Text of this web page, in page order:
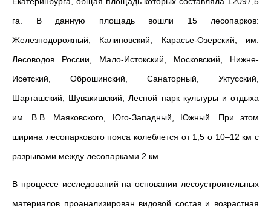
га. В данную площадь вошли 15 лесопарков:
Железнодорожный, Калиновский, Карасье-Озерский, им.
Лесоводов России, Мало-Истокский, Московский, Нижне-
Исетский, Оброшинский, Санаторный, Уктусский,
Шарташский, Шувакишский, Лесной парк культуры и отдыха
им. В.В. Маяковского, Юго-Западный, Южный. При этом
ширина лесопаркового пояса колеблется от 1,5 о 10–12 км с
разрывами между лесопарками 2 км.
В процессе исследований на основании лесоустроительных
материалов проанализирован видовой состав и возрастная